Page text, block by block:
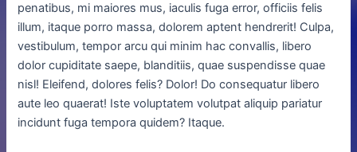
penatibus, mi maiores mus, iaculis fuga error, officiis felis
illum, itaque porro massa, dolorem aptent hendrerit! Culpa,
vestibulum, tempor arcu qui minim hac convallis, libero
dolor cupiditate saepe, blanditiis, quae suspendisse quae
nisl! Eleifend, dolores felis? Dolor! Do consequatur libero
aute leo quaerat! Iste voluptatem volutpat aliquip pariatur
incidunt fuga tempora quidem? Itaque.